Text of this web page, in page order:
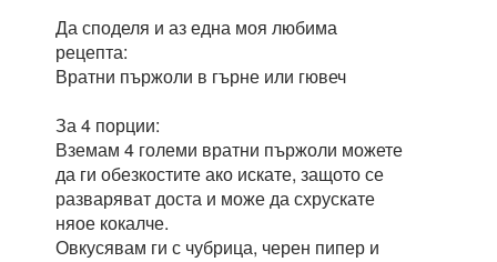
Да споделя и аз една моя любима
рецепта:
Вратни пържоли в гърне или гювеч
За 4 порции:
Вземам 4 големи вратни пържоли можете
да ги обезкостите ако искате, защото се
разваряват доста и може да схрускате
няое кокалче.
Овкусявам ги с чубрица, черен пипер и